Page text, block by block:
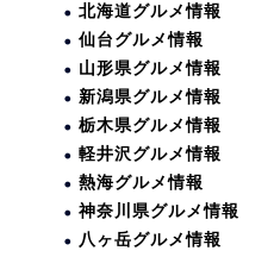
北海道グルメ情報
仙台グルメ情報
山形県グルメ情報
新潟県グルメ情報
栃木県グルメ情報
軽井沢グルメ情報
熱海グルメ情報
神奈川県グルメ情報
八ヶ岳グルメ情報